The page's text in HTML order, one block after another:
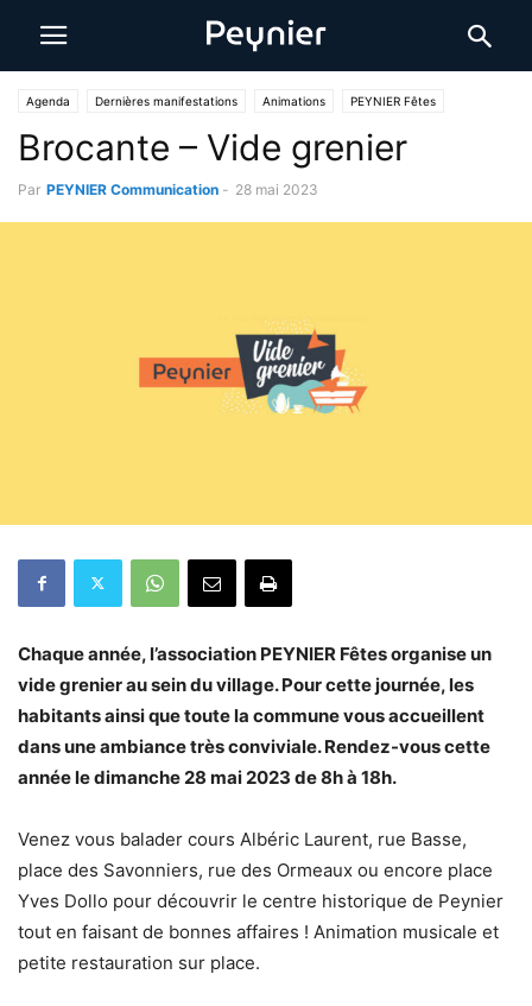
Agenda Dernières manifestations Animations PEYNIER Fêtes
Brocante – Vide grenier
Par PEYNIER Communication - 28 mai 2023
Chaque année, l’association PEYNIER Fêtes organise un
vide grenier au sein du village. Pour cette journée, les
habitants ainsi que toute la commune vous accueillent
dans une ambiance très conviviale. Rendez-vous cette
année le dimanche 28 mai 2023 de 8h à 18h.
Venez vous balader cours Albéric Laurent, rue Basse,
place des Savonniers, rue des Ormeaux ou encore place
Yves Dollo pour découvrir le centre historique de Peynier
tout en faisant de bonnes affaires ! Animation musicale et
petite restauration sur place.